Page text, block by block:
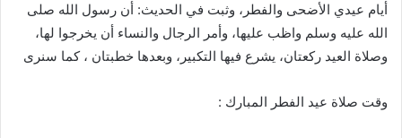
أيام عيدي الأضحى والفطر، وثبت في الحديث: أن رسول الله صلى
الله عليه وسلم واظب عليها، وأمر الرجال والنساء أن يخرجوا لها،
وصلاة العيد ركعتان، يشرع فيها التكبير، وبعدها خطبتان ، كما سنرى
وقت صلاة عيد الفطر المبارك :